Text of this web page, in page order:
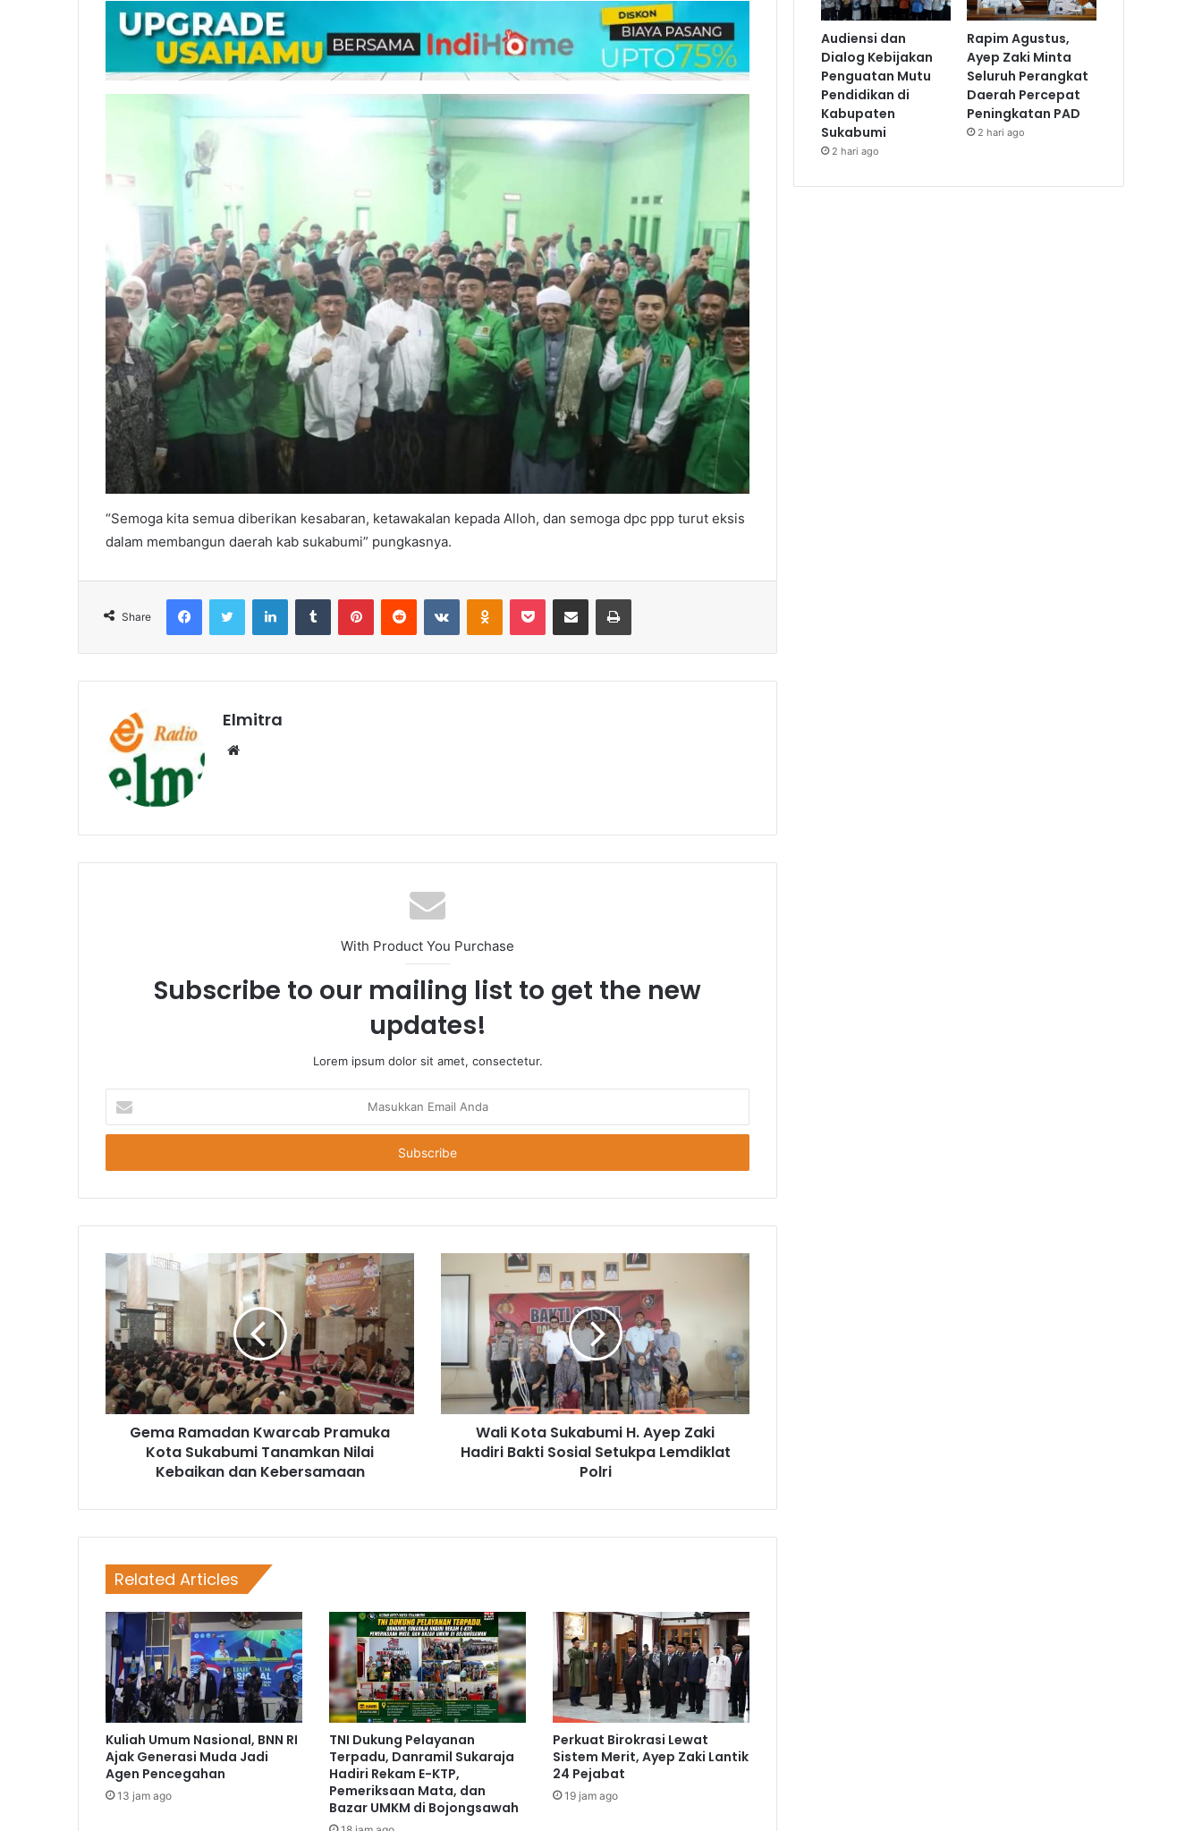
“Semoga kita semua diberikan kesabaran, ketawakalan kepada Alloh, dan semoga dpc ppp turut eksis
dalam membangun daerah kab sukabumi” pungkasnya.
Share
FacebookTwitter LinkedInTumblr PinterestReddit VKontakteOdnoklassniki
Pocket Share via Email Print
Elmitra
Website
With Product You Purchase
Subscribe to our mailing list to get the new
updates!
Lorem ipsum dolor sit amet, consectetur.
Email
Anda
Gema Ramadan Kwarcab Pramuka
Kota Sukabumi Tanamkan Nilai
Kebaikan dan Kebersamaan
Wali Kota Sukabumi H. Ayep Zaki
Hadiri Bakti Sosial Setukpa Lemdiklat
Polri
Related Articles
Kuliah Umum Nasional, BNN RI
Ajak Generasi Muda Jadi
Agen Pencegahan
13 jam ago
TNI Dukung Pelayanan
Terpadu, Danramil Sukaraja
Hadiri Rekam E-KTP,
Pemeriksaan Mata, dan
Bazar UMKM di Bojongsawah
Perkuat Birokrasi Lewat
Sistem Merit, Ayep Zaki Lantik
24 Pejabat
19 jam ago
Audiensi dan
Dialog Kebijakan
Penguatan Mutu
Pendidikan di
Kabupaten
Sukabumi
2 hari ago
Rapim Agustus,
Ayep Zaki Minta
Seluruh Perangkat
Daerah Percepat
Peningkatan PAD
2 hari ago